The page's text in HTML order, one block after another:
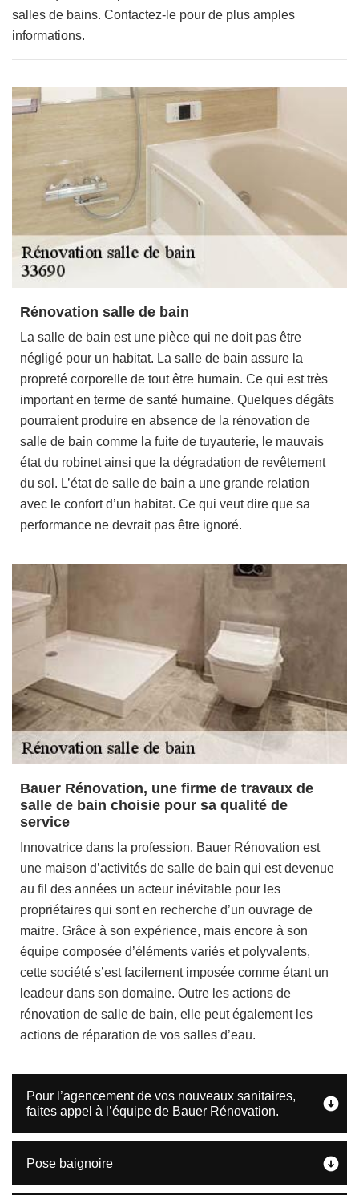
salles de bains. Contactez-le pour de plus amples
informations.
Rénovation salle de bain
La salle de bain est une pièce qui ne doit pas être
négligé pour un habitat. La salle de bain assure la
propreté corporelle de tout être humain. Ce qui est très
important en terme de santé humaine. Quelques dégâts
pourraient produire en absence de la rénovation de
salle de bain comme la fuite de tuyauterie, le mauvais
état du robinet ainsi que la dégradation de revêtement
du sol. L’état de salle de bain a une grande relation
avec le confort d’un habitat. Ce qui veut dire que sa
performance ne devrait pas être ignoré.
Bauer Rénovation, une firme de travaux de
salle de bain choisie pour sa qualité de
service
Innovatrice dans la profession, Bauer Rénovation est
une maison d’activités de salle de bain qui est devenue
au fil des années un acteur inévitable pour les
propriétaires qui sont en recherche d’un ouvrage de
maitre. Grâce à son expérience, mais encore à son
équipe composée d’éléments variés et polyvalents,
cette société s’est facilement imposée comme étant un
leadeur dans son domaine. Outre les actions de
rénovation de salle de bain, elle peut également les
actions de réparation de vos salles d’eau.
Pour l’agencement de vos nouveaux sanitaires,
faites appel à l’équipe de Bauer Rénovation.
Pose baignoire